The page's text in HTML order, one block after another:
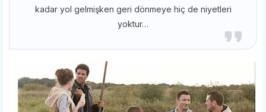
kadar yol gelmişken geri dönmeye hiç de niyetleri
yoktur…